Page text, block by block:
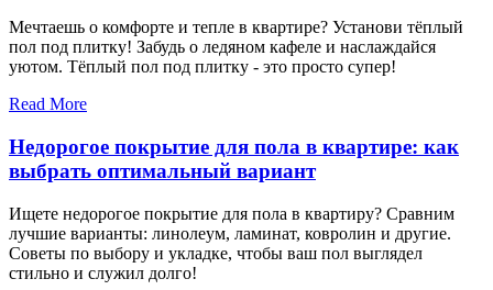
Мечтаешь о комфорте и тепле в квартире? Установи тёплый
пол под плитку! Забудь о ледяном кафеле и наслаждайся
уютом. Тёплый пол под плитку - это просто супер!
Read More
Недорогое покрытие для пола в квартире: как
выбрать оптимальный вариант
Ищете недорогое покрытие для пола в квартиру? Сравним
лучшие варианты: линолеум, ламинат, ковролин и другие.
Советы по выбору и укладке, чтобы ваш пол выглядел
стильно и служил долго!